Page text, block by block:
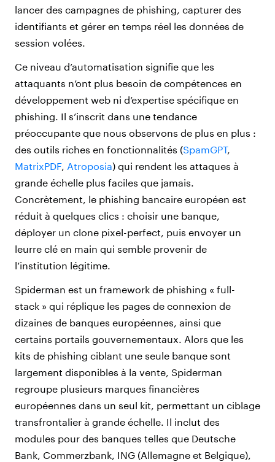
lancer des campagnes de phishing, capturer des
identifiants et gérer en temps réel les données de
session volées.
Ce niveau d’automatisation signifie que les
attaquants n’ont plus besoin de compétences en
développement web ni d’expertise spécifique en
phishing. Il s’inscrit dans une tendance
préoccupante que nous observons de plus en plus :
des outils riches en fonctionnalités (SpamGPT,
MatrixPDF, Atroposia) qui rendent les attaques à
grande échelle plus faciles que jamais.
Concrètement, le phishing bancaire européen est
réduit à quelques clics : choisir une banque,
déployer un clone pixel-perfect, puis envoyer un
leurre clé en main qui semble provenir de
l’institution légitime.
Spiderman est un framework de phishing « full-
stack » qui réplique les pages de connexion de
dizaines de banques européennes, ainsi que
certains portails gouvernementaux. Alors que les
kits de phishing ciblant une seule banque sont
largement disponibles à la vente, Spiderman
regroupe plusieurs marques financières
européennes dans un seul kit, permettant un ciblage
transfrontalier à grande échelle. Il inclut des
modules pour des banques telles que Deutsche
Bank, Commerzbank, ING (Allemagne et Belgique),